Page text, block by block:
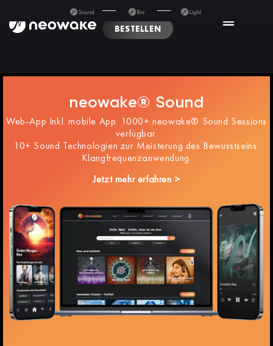
BESTELLEN
neowake® Sound
Web-App Inkl. mobile App. 1000+ neowake® Sound Sessions
verfügbar.
10+ Sound Technologien zur Meisterung des Bewusstseins.
Klangfrequenzanwendung.
Jetzt mehr erfahren >